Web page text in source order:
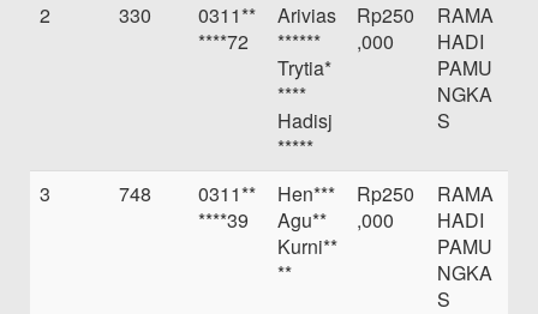
2 330
0311**
****72
Arivias
******
Trytia*
****
Hadisj
*****
Rp250
,000
RAMA
HADI
PAMU
NGKA
S
3 748
0311**
****39
Hen***
Agu**
Kurni**
**
Rp250
,000
RAMA
HADI
PAMU
NGKA
S